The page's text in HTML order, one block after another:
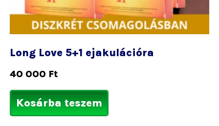
Long Love 5+1 ejakulációra
40 000 Ft
Kosárba teszem